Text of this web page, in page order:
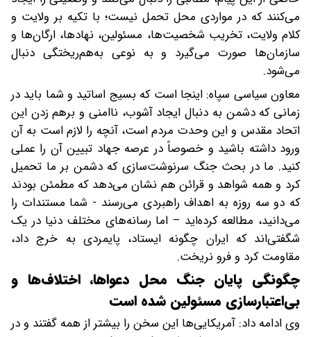
می‌کنند که در مواردی محل تحمل نیست؛ با تکیه بر ولایت و
کلام ولایت، تخریب شخصیت‌ها، مسئولین، نهادها، ارگان‌ها و
سازمان‌ها صورت می‌گیرد و به نوعی به‌هم‌ریختگی دنبال
می‌شود.
معاون سیاسی سپاه: اینجا است که بسیج اساتید و شما باید در
زمانی که دشمن به دنبال ایجاد آشوب، ناامنی و برهم زدن این
اتحاد مقدس و این وحدت مردم است، آنچه را لازم است به آن
ورود داشته باشید و خصوصاً در عرصه جهاد تبیین آن را عملی
کنید. ما در بحث جنگ سرنوشت‌سازی که دشمن بر ما تحمیل
کرد و همه شواهد و قرائن هم نشان می‌دهد که مطمئن بودند
که دو سه روزه به اهداف راهبردی می‌رسند - شما مستندات را
می‌دانید، مطالعه کرده‌اید – اما رسانه‌های مختلف دنیا در یک
شگفتی‌اند که ایران چگونه ایستاد، پایمردی به خرج داد،
مقاومت کرد و فرو نریخت.
چگونگی پایان جنگ محل دعواها، اختلاف‌ها و
بی‌اعتبارسازی مسئولین شده است
وی ادامه داد: آمریکایی‌ها این سخن را بیشتر از همه گفتند و در